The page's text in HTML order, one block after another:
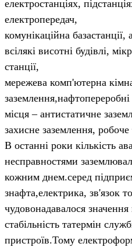
електростанціях,
електропередач,
комунікаційна базастанції,
всілякі висотні будівлі,
станції,
мережева комп'ютерна
заземлення,
місця – антистатичне
захисне заземлення,
В останні роки кількість
несправностями
кожним днем.серед
знафта,електрика, зв'язок
чудовонадавалося значення
стабільність татермін
пристроїв.Тому